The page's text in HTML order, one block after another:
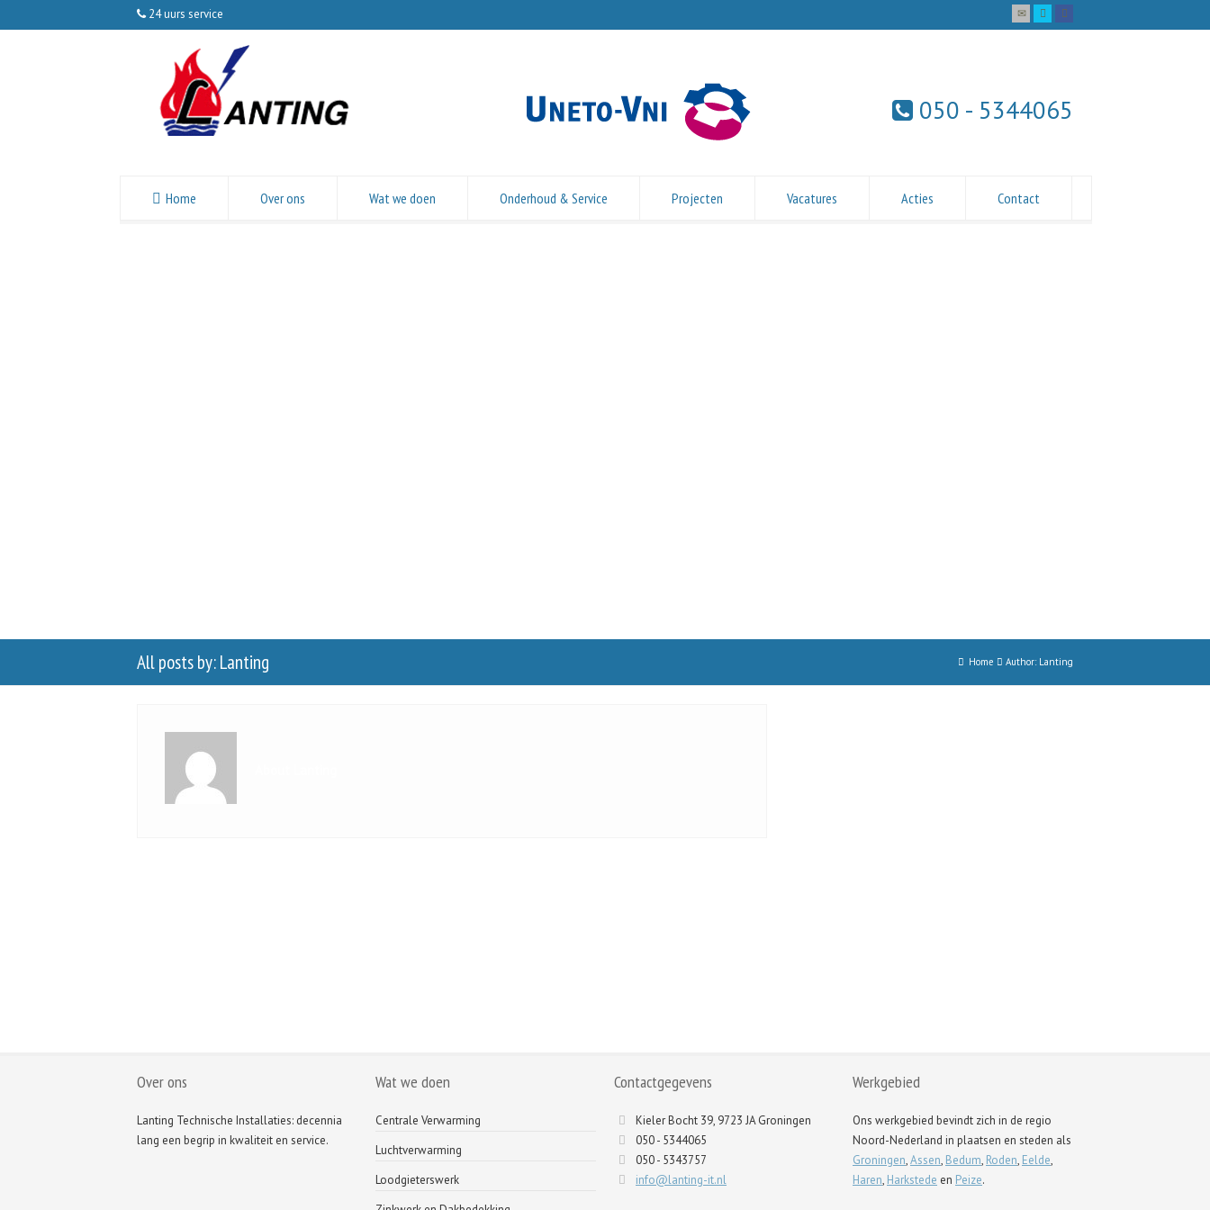
24 uurs service
050 - 5344065
Home Over ons Wat we doen Onderhoud & Service Projecten Vacatures Acties Contact
All posts by: Lanting Home Author: Lanting
Over ons
Lanting Technische Installaties: decennia
lang een begrip in kwaliteit en service.
Wat we doen
Centrale Verwarming
Luchtverwarming
Loodgieterswerk
Contactgegevens
Kieler Bocht 39, 9723 JA Groningen
050 - 5344065
050 - 5343757
info@lanting-it.nl
Werkgebied
Ons werkgebied bevindt zich in de regio
Noord-Nederland in plaatsen en steden als
Groningen,Assen, Bedum, Roden, Eelde,
Haren, Harkstede en Peize.